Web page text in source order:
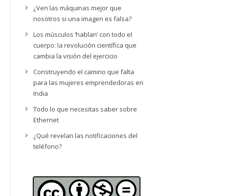
¿Ven las máquinas mejor que
nosotros si una imagen es falsa?
Los músculos ‘hablan’ con todo el
cuerpo: la revolución científica que
cambia la visión del ejercicio
Construyendo el camino que falta
para las mujeres emprendedoras en
India
Todo lo que necesitas saber sobre
Ethernet
¿Qué revelan las notificaciones del
teléfono?